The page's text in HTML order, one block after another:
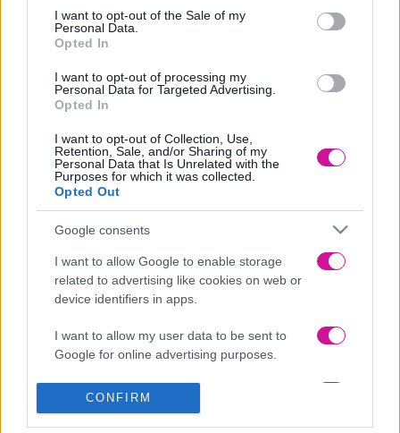
consent section.
I want to opt-out of the Sale of my
Personal Data.
Opted In
I want to opt-out of processing my
Personal Data for Targeted Advertising.
Opted In
I want to opt-out of Collection, Use,
Retention, Sale, and/or Sharing of my
Personal Data that Is Unrelated with the
Purposes for which it was collected.
Opted Out
Google consents
I want to allow Google to enable storage
related to advertising like cookies on web or
device identifiers in apps.
I want to allow my user data to be sent to
Google for online advertising purposes.
I want to allow Google to send me
personalized advertising.
CONFIRM
κινητών ή αυτοκινήτων , ηλεκτρικές συσκευές, ηλεκτρικά scooter,
αυτοκίνητα, είδη προσωπικής φροντίδας και η λίστα των προϊόντων
συνεχίζεται….
Εκπληκτικά παιχνίδια για τα παιδιά, σε ποικιλία και σε τιμές
ασυναγώνιστες.
www.xtypato.com
2 τυχερές/ροι θα κερδίσουν Κλιματιστικό αερόθερμο τοίχου.
Τα βήματα απλά!
Δηλώνετε τα στοιχεία σας στην φόρμα συμμετοχής
Ακολουθείτε στο Instagram τονFresh96.1SKG
και
τοxtypato
Instagram:xtypato